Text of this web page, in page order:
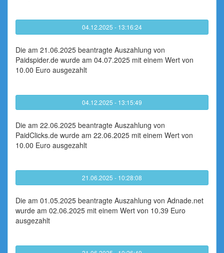
04.12.2025 - 13:16:24
Die am 21.06.2025 beantragte Auszahlung von
Paidspider.de wurde am 04.07.2025 mit einem Wert von
10.00 Euro ausgezahlt
04.12.2025 - 13:15:49
Die am 22.06.2025 beantragte Auszahlung von
PaidClicks.de wurde am 22.06.2025 mit einem Wert von
10.00 Euro ausgezahlt
21.06.2025 - 10:28:08
Die am 01.05.2025 beantragte Auszahlung von Adnade.net
wurde am 02.06.2025 mit einem Wert von 10.39 Euro
ausgezahlt